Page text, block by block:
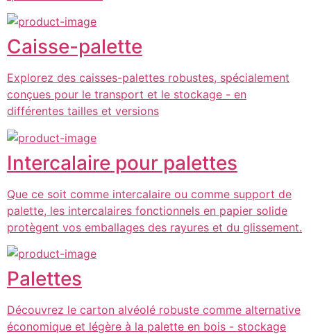
Caisse-palette
Explorez des caisses-palettes robustes, spécialement
conçues pour le transport et le stockage - en
différentes tailles et versions
Intercalaire pour palettes
Que ce soit comme intercalaire ou comme support de
palette, les intercalaires fonctionnels en papier solide
protègent vos emballages des rayures et du glissement.
Palettes
Découvrez le carton alvéolé robuste comme alternative
économique et légère à la palette en bois - stockage